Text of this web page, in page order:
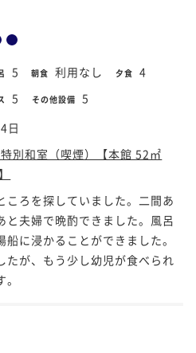
5 朝食 利用なし 夕食 4
5 その他設備 5
日
別和室（喫煙）【本館 52㎡
ころを探していました。二間あ
と夫婦で晩酌できました。風呂
に浸かることができました。
たが、もう少し幼児が食べられ